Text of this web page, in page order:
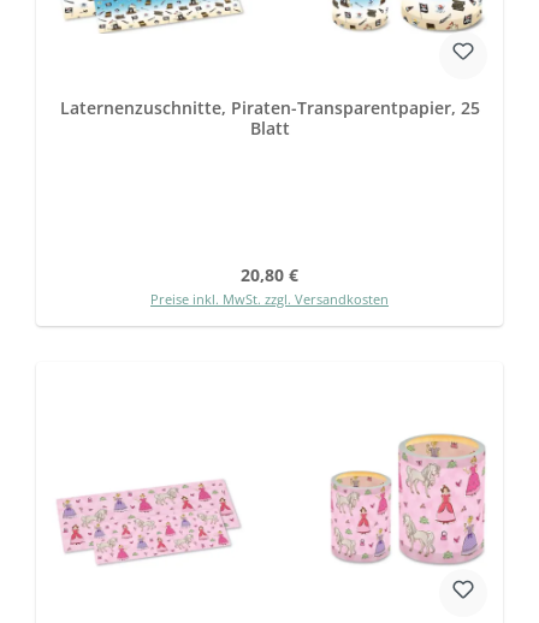
Laternenzuschnitte, Piraten-Transparentpapier, 25
Blatt
Regulärer Preis:
20,80 €
Preise inkl. MwSt. zzgl. Versandkosten